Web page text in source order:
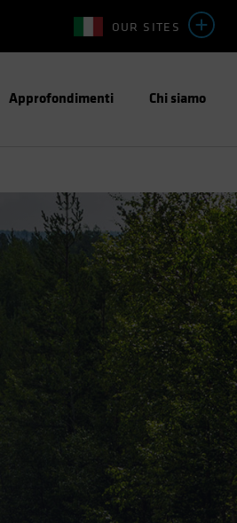
OUR SITES
Approfondimenti Chi siamo